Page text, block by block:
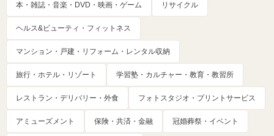
本・雑誌・音楽・DVD・映画・ゲーム リサイクル
ヘルス&ビューティ・フィットネス
マンション・戸建・リフォーム・レンタル収納
旅行・ホテル・リゾート 学習塾・カルチャー・教育・教習所
レストラン・デリバリー・外食 フォトスタジオ・プリントサービス
アミューズメント 保険・共済・金融 冠婚葬祭・イベント